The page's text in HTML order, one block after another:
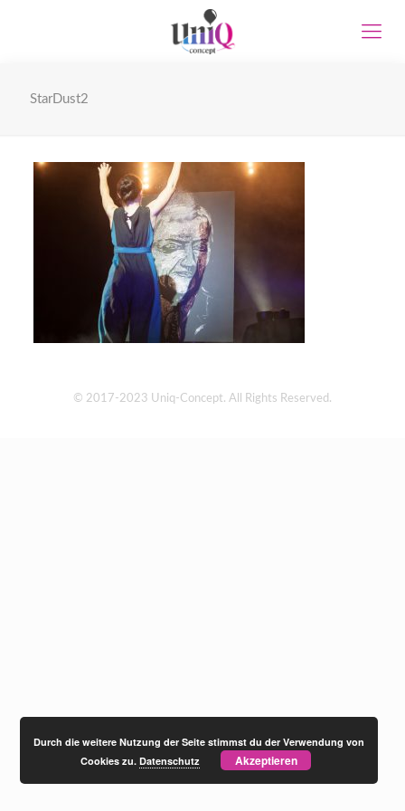
StarDust2
© 2017-2023 Uniq-Concept. All Rights Reserved.
Durch die weitere Nutzung der Seite stimmst du der Verwendung von
Cookies zu.Datenschutz Akzeptieren